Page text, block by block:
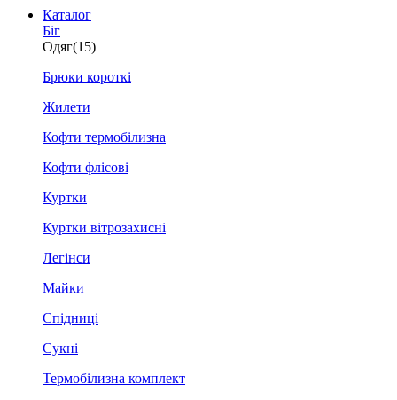
Каталог
Біг
Одяг(15)
Брюки короткі
Жилети
Кофти термобілизна
Кофти флісові
Куртки
Куртки вітрозахисні
Легінси
Майки
Спідниці
Сукні
Термобілизна комплект